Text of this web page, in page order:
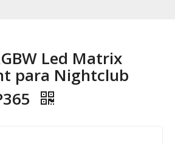
Led Matrix
para Nightclub